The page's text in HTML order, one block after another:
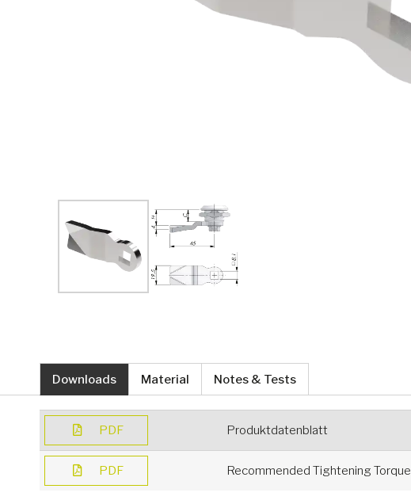
Downloads Material Notes & Tests
PDF Produktdatenblatt
PDF Recommended Tightening Torque